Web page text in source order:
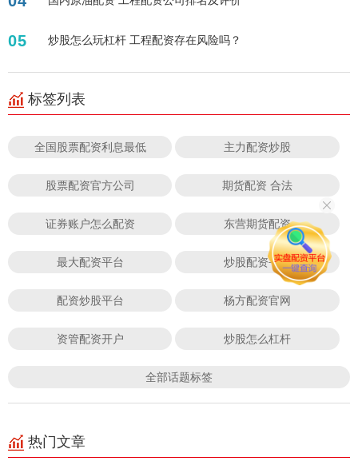
05 炒股怎么玩杠杆 工程配资存在风险吗？
标签列表
全国股票配资利息最低 主力配资炒股
股票配资官方公司 期货配资 合法
证券账户怎么配资 东营期货配资
最大配资平台 炒股配资平台
配资炒股平台 杨方配资官网
资管配资开户 炒股怎么杠杆
全部话题标签
热门文章